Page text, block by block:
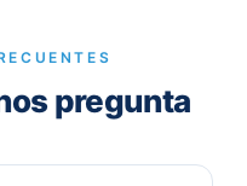
pregunta